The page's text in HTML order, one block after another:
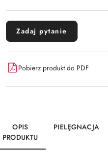
Zadaj pytanie
Pobierz produkt do PDF
OPIS
PRODUKTU
PIELĘGNACJA